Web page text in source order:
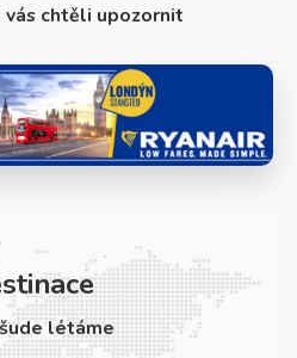
vás chtěli upozornit
létáme